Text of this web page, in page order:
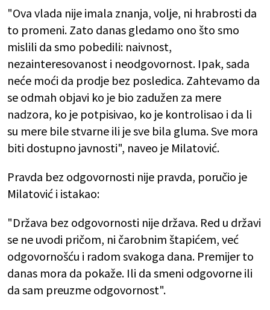
"Ova vlada nije imala znanja, volje, ni hrabrosti da
to promeni. Zato danas gledamo ono što smo
mislili da smo pobedili: naivnost,
nezainteresovanost i neodgovornost. Ipak, sada
neće moći da prodje bez posledica. Zahtevamo da
se odmah objavi ko je bio zadužen za mere
nadzora, ko je potpisivao, ko je kontrolisao i da li
su mere bile stvarne ili je sve bila gluma. Sve mora
biti dostupno javnosti", naveo je Milatović.
Pravda bez odgovornosti nije pravda, poručio je
Milatović i istakao:
"Država bez odgovornosti nije država. Red u državi
se ne uvodi pričom, ni čarobnim štapićem, već
odgovornošću i radom svakoga dana. Premijer to
danas mora da pokaže. Ili da smeni odgovorne ili
da sam preuzme odgovornost".